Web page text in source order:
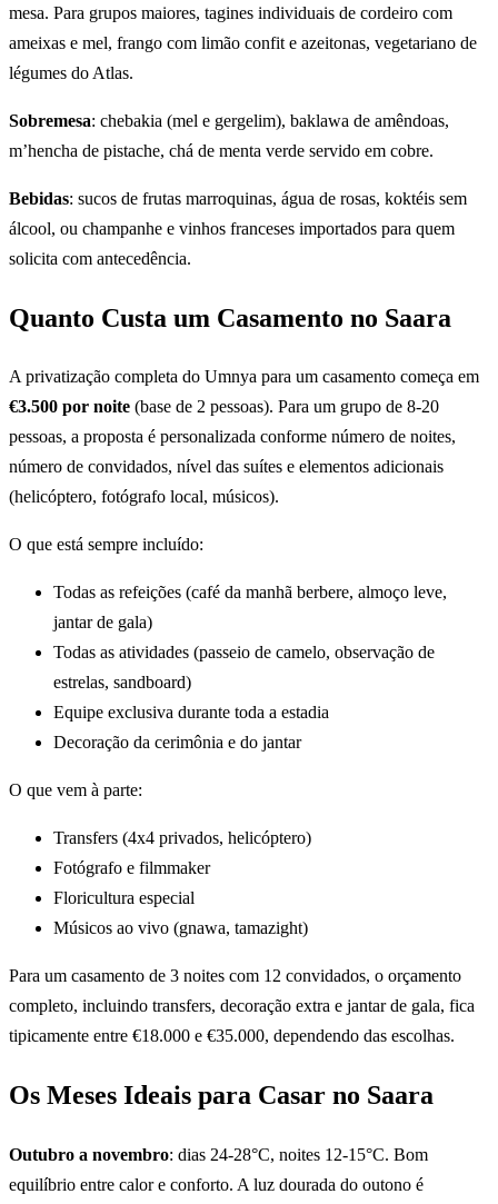
mesa. Para grupos maiores, tagines individuais de cordeiro com
ameixas e mel, frango com limão confit e azeitonas, vegetariano de
légumes do Atlas.
Sobremesa: chebakia (mel e gergelim), baklawa de amêndoas,
m’hencha de pistache, chá de menta verde servido em cobre.
Bebidas: sucos de frutas marroquinas, água de rosas, koktéis sem
álcool, ou champanhe e vinhos franceses importados para quem
solicita com antecedência.
Quanto Custa um Casamento no Saara
A privatização completa do Umnya para um casamento começa em
€3.500 por noite (base de 2 pessoas). Para um grupo de 8-20
pessoas, a proposta é personalizada conforme número de noites,
número de convidados, nível das suítes e elementos adicionais
(helicóptero, fotógrafo local, músicos).
O que está sempre incluído:
Todas as refeições (café da manhã berbere, almoço leve,
jantar de gala)
Todas as atividades (passeio de camelo, observação de
estrelas, sandboard)
Equipe exclusiva durante toda a estadia
Decoração da cerimônia e do jantar
O que vem à parte:
Transfers (4x4 privados, helicóptero)
Fotógrafo e filmmaker
Floricultura especial
Músicos ao vivo (gnawa, tamazight)
Para um casamento de 3 noites com 12 convidados, o orçamento
completo, incluindo transfers, decoração extra e jantar de gala, fica
tipicamente entre €18.000 e €35.000, dependendo das escolhas.
Os Meses Ideais para Casar no Saara
Outubro a novembro: dias 24-28°C, noites 12-15°C. Bom
equilíbrio entre calor e conforto. A luz dourada do outono é